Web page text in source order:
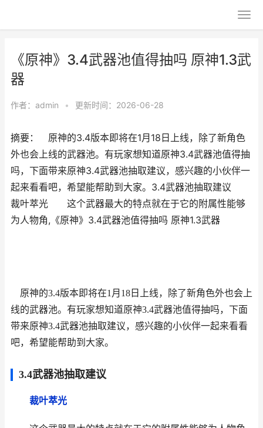
《原神》3.4武器池值得抽吗 原神1.3武
器
作者： admin • 更新时间：2026-06-28
摘要： 原神的3.4版本即将在1月18日上线，除了新角色
外也会上线的武器池。有玩家想知道原神3.4武器池值得抽
吗，下面带来原神3.4武器池抽取建议，感兴趣的小伙伴一
起来看看吧，希望能帮助到大家。3.4武器池抽取建议
裁叶萃光 这个武器最大的特点就在于它的附属性能够
为人物角,《原神》3.4武器池值得抽吗 原神1.3武器
原神的3.4版本即将在1月18日上线，除了新角色外也会上
线的武器池。有玩家想知道原神3.4武器池值得抽吗，下面
带来原神3.4武器池抽取建议，感兴趣的小伙伴一起来看看
吧，希望能帮助到大家。
3.4武器池抽取建议
裁叶萃光